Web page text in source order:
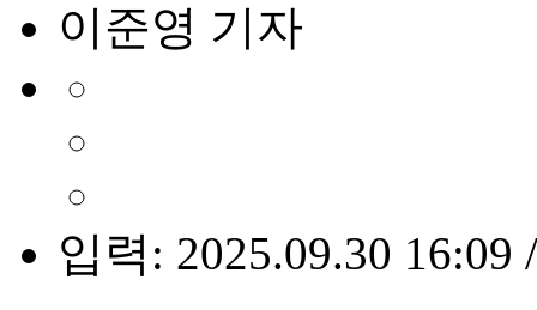
이준영 기자
입력: 2025.09.30 16:09